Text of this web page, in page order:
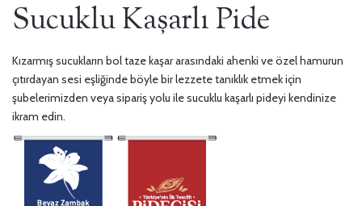
Sucuklu Kaşarlı Pide
Kızarmış sucukların bol taze kaşar arasındaki ahenki ve özel hamurun
çıtırdayan sesi eşliğinde böyle bir lezzete tanıklık etmek için
şubelerimizden veya sipariş yolu ile sucuklu kaşarlı pideyi kendinize
ikram edin.